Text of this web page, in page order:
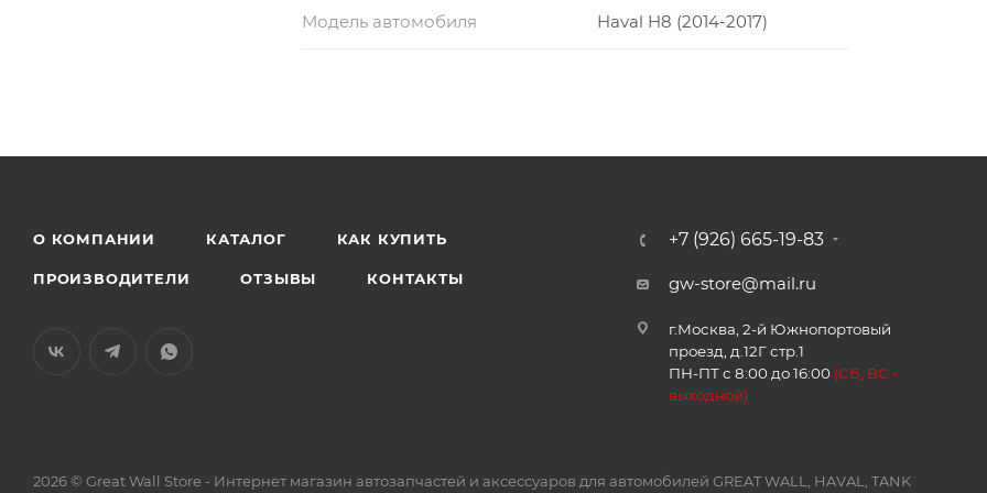
Модель автомобиля Haval H8 (2014-2017)
О КОМПАНИИ КАТАЛОГ КАК КУПИТЬ
ПРОИЗВОДИТЕЛИ ОТЗЫВЫ КОНТАКТЫ
+7 (926) 665-19-83
gw-store@mail.ru
г.Москва, 2-й Южнопортовый
проезд, д.12Г стр.1
ПН-ПТ с 8:00 до 16:00 (СБ, ВС -
выходной)
2026 © Great Wall Store - Интернет магазин автозапчастей и аксессуаров для автомобилей GREAT WALL, HAVAL, TANK